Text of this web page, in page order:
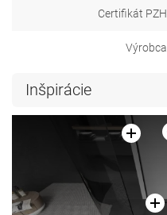
Certifikát PZH
Výrobca
Inšpirácie